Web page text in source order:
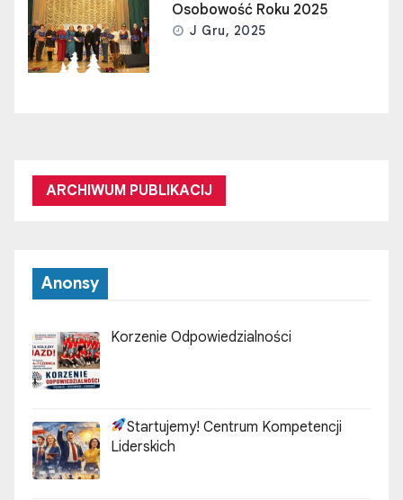
Osobowość Roku 2025
J Gru, 2025
ARCHIWUM PUBLIKACIJ
Anonsy
Korzenie Odpowiedzialności
Startujemy! Centrum Kompetencji
Liderskich